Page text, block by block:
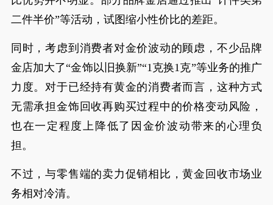
二件半价”等活动，试图缩小性价比的差距。
同时，考虑到消费者对金价波动的顾虑，不少品牌
金店加大了“金饰以旧换新”“1克换1克”等业务的推广
力度。对于已经持有黄金的消费者而言，这种方式
无需承担金饰回收再购买过程中的价格变动风险，
也在一定程度上降低了因金价波动带来的心理负
担。
不过，与零售端的卖力促销相比，黄金回收市场业
务相对冷清。